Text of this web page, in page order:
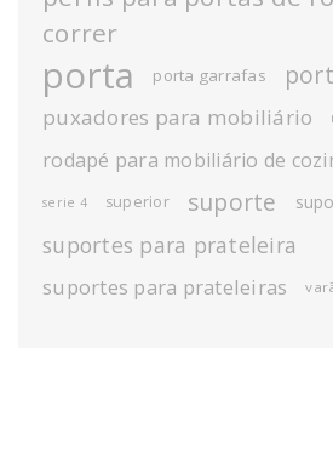
correr
porta porta garrafas
puxadores para mobiliário
rodapé para mobiliário de
serie 4 superior suporte
suportes para prateleira
suportes para prateleiras